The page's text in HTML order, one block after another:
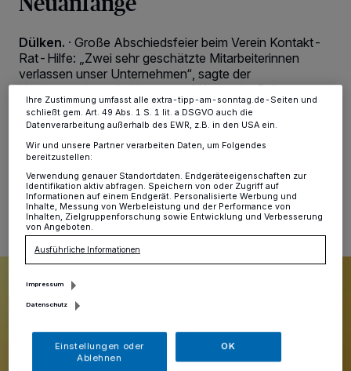
Dülken. · Große Abschiedsfeier beim Verein Kontakt-
Rat-Hilfe: „Zwei sehr geschätzte Mitarbeiterinnen
verlassen unser Unternehmen“, sagte der
Vereinsvorsitzende Hans Josef Kampe im Rahmen
einer Feierstunde im Corneliushaus an der Katholischen
Kirche Dülken.
07.11.2023 , 11:25 Uhr Eine Minute Lesezeit
Zwecke. Wenn Tracker deaktiviert sind, sind manche Inhalte und
Anzeigen möglicherweise nicht mehr so relevant für Sie. Sie können
ändern oder Ihre Einwilligung zu widerrufen, indem Sie auf den Link
Einstellungen oder Ablehnen am unteren Rand der Webseite klicken.
Ihre Einstellungen gelten innerhalb unseres Website. Weitere
Informationen finden Sie in unserer Datenschutzerklärung.
Ihre Zustimmung umfasst alle extra-tipp-am-sonntag.de-Seiten und
schließt gem. Art. 49 Abs. 1 S. 1 lit. a DSGVO auch die
Datenverarbeitung außerhalb des EWR, z.B. in den USA ein.
Wir und unsere Partner verarbeiten Daten, um Folgendes
bereitzustellen:
Verwendung genauer Standortdaten. Endgeräteeigenschaften zur
Identifikation aktiv abfragen. Speichern von oder Zugriff auf
Informationen auf einem Endgerät. Personalisierte Werbung und
Inhalte, Messung von Werbeleistung und der Performance von
Inhalten, Zielgruppenforschung sowie Entwicklung und Verbesserung
von Angeboten.
Ausführliche Informationen
Impressum
Datenschutz
Einstellungen oder
Ablehnen
OK